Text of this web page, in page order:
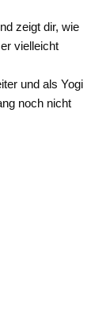
zeigt dir, wie
vielleicht
und als Yogi
noch nicht